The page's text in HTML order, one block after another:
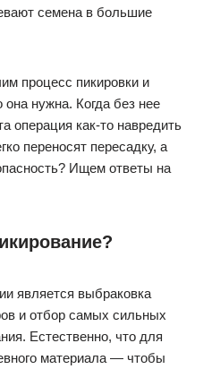
семена в большие
процесс пикировки и
нужна. Когда без нее
операция как-то навредить
переносят пересадку, а
Ищем ответы на
является выбраковка
и отбор самых сильных
Естественно, что для
материала — чтобы